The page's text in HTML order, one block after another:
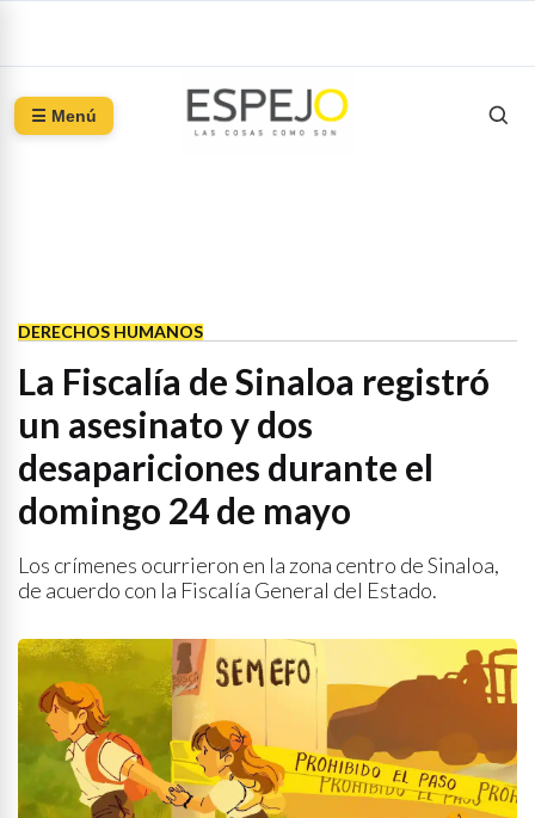
☰ Menú
DERECHOS HUMANOS
La Fiscalía de Sinaloa registró
un asesinato y dos
desapariciones durante el
domingo 24 de mayo
Los crímenes ocurrieron en la zona centro de Sinaloa,
de acuerdo con la Fiscalía General del Estado.